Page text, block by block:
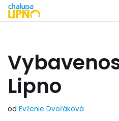
Lipno
od Evženie Dvořáková